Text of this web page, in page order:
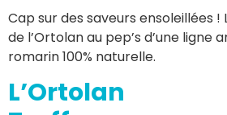
Cap sur des saveurs ensoleillées !
de l’Ortolan au pep’s d’une ligne
romarin 100% naturelle.
L’Ortolan